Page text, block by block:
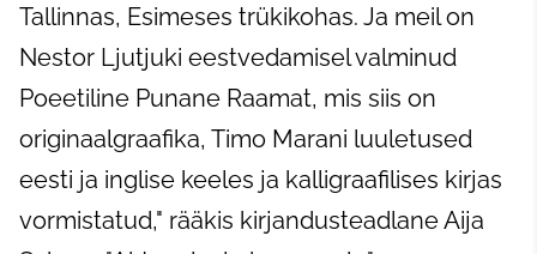
Tallinnas, Esimeses trükikohas. Ja meil on
Nestor Ljutjuki eestvedamisel valminud
Poeetiline Punane Raamat, mis siis on
originaalgraafika, Timo Marani luuletused
eesti ja inglise keeles ja kalligraafilises kirjas
vormistatud," rääkis kirjandusteadlane Aija